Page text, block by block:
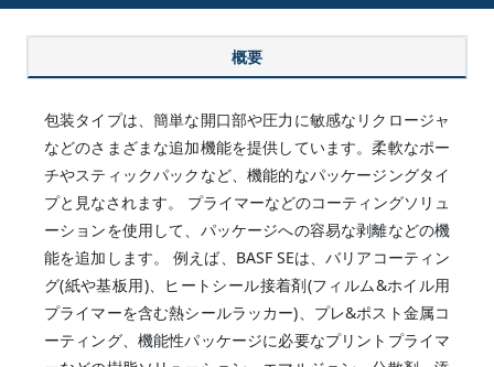
概要
包装タイプは、簡単な開口部や圧力に敏感なリクロージャ
などのさまざまな追加機能を提供しています。柔軟なポー
チやスティックパックなど、機能的なパッケージングタイ
プと見なされます。 プライマーなどのコーティングソリュ
ーションを使用して、パッケージへの容易な剥離などの機
能を追加します。 例えば、BASF SEは、バリアコーティン
グ(紙や基板用)、ヒートシール接着剤(フィルム&ホイル用
プライマーを含む熱シールラッカー)、プレ&ポスト金属コ
ーティング、機能性パッケージに必要なプリントプライマ